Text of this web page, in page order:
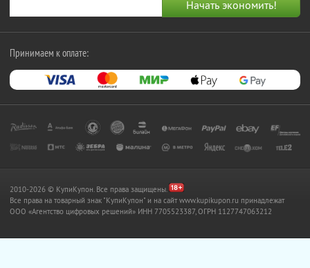
Принимаем к оплате:
2010-2026 © КупиКупон. Все права защищены.
Все права на товарный знак "КупиКупон" и на сайт www.kupikupon.ru принадлежат
OOO «Агентство цифровых решений» ИНН 7705523387, ОГРН 1127747063212